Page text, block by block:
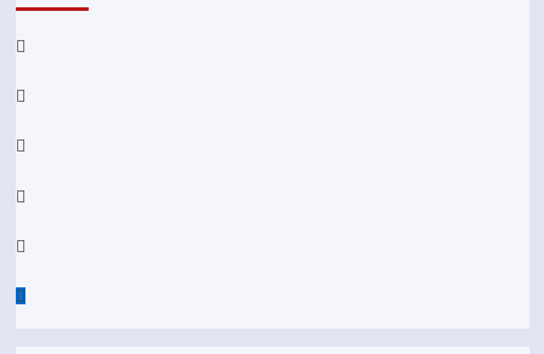
Facebook
YouTube
Telegram
Instagram
Twitter
Google